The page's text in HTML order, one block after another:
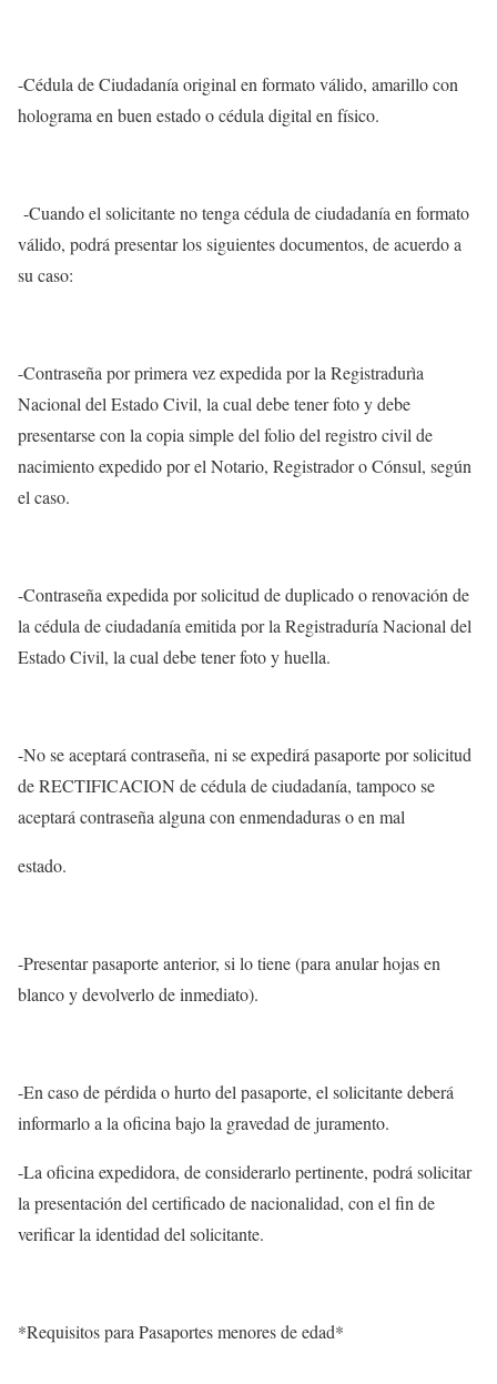
-Cédula de Ciudadanía original en formato válido, amarillo con
holograma en buen estado o cédula digital en físico.
-Cuando el solicitante no tenga cédula de ciudadanía en formato
válido, podrá presentar los siguientes documentos, de acuerdo a
su caso:
-Contraseña por primera vez expedida por la Registradurìa
Nacional del Estado Civil, la cual debe tener foto y debe
presentarse con la copia simple del folio del registro civil de
nacimiento expedido por el Notario, Registrador o Cónsul, según
el caso.
-Contraseña expedida por solicitud de duplicado o renovación de
la cédula de ciudadanía emitida por la Registraduría Nacional del
Estado Civil, la cual debe tener foto y huella.
-No se aceptará contraseña, ni se expedirá pasaporte por solicitud
de RECTIFICACION de cédula de ciudadanía, tampoco se
aceptará contraseña alguna con enmendaduras o en mal
estado.
-Presentar pasaporte anterior, si lo tiene (para anular hojas en
blanco y devolverlo de inmediato).
-En caso de pérdida o hurto del pasaporte, el solicitante deberá
informarlo a la oficina bajo la gravedad de juramento.
-La oficina expedidora, de considerarlo pertinente, podrá solicitar
la presentación del certificado de nacionalidad, con el fin de
verificar la identidad del solicitante.
*Requisitos para Pasaportes menores de edad*